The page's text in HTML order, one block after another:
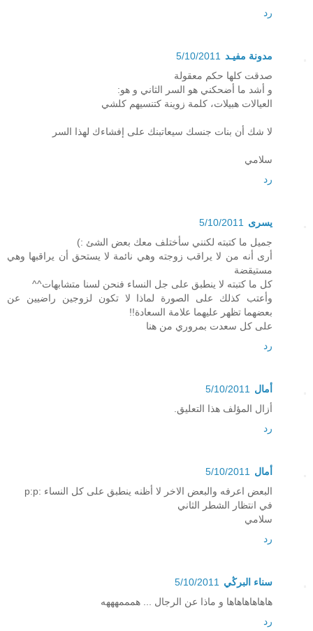
رد
مدونة مفيـد 5/10/2011
صدقت كلها حكم معقولة
و أشد ما أضحكني هو السر الثاني و هو:
العيالات هبيلات، كلمة زوينة كتنسيهم كلشي
لا شك أن بنات جنسك سيعاتبنك على إفشاءك لهذا السر
سلامي
رد
يسرى
5/10/2011
جميل ما كتبته لكنني سأختلف معك بعض الشئ :)
أرى أنه من لا يراقب زوجته وهي نائمة لا يستحق أن يراقبها وهي
مستيقضة
كل ما كتبته لا ينطبق على جل النساء فنحن لسنا متشابهات^^
وأعتب كذلك على الصورة لماذا لا تكون لزوجين راضيين عن
بعضهما تظهر عليهما علامة السعادة!!
على كل سعدت بمروري من هنا
رد
أمال
5/10/2011
أزال المؤلف هذا التعليق.
رد
أمال
5/10/2011
البعض اعرفه والبعض الاخر لا أظنه ينطبق على كل النساء :p:p
في انتظار الشطر الثاني
سلامي
رد
سناء البرڭي
5/10/2011
هاهاهاهاهاها و ماذا عن الرجال ... همممهههه
رد